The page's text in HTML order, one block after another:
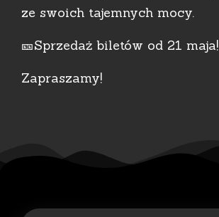
ze swoich tajemnych mocy.
🎫Sprzedaż biletów od 21 maja!
Zapraszamy!